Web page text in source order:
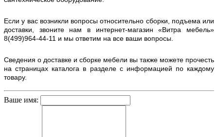
Если у вас возникли вопросы относительно сборки, подъема или
доставки, звоните нам в интернет-магазин «Витра мебель»
8(499)964-44-11 и мы ответим на все ваши вопросы.
Сведения о доставке и сборке мебели вы также можете прочесть
на страницах каталога в разделе с информацией по каждому
товару.
Ваше имя: